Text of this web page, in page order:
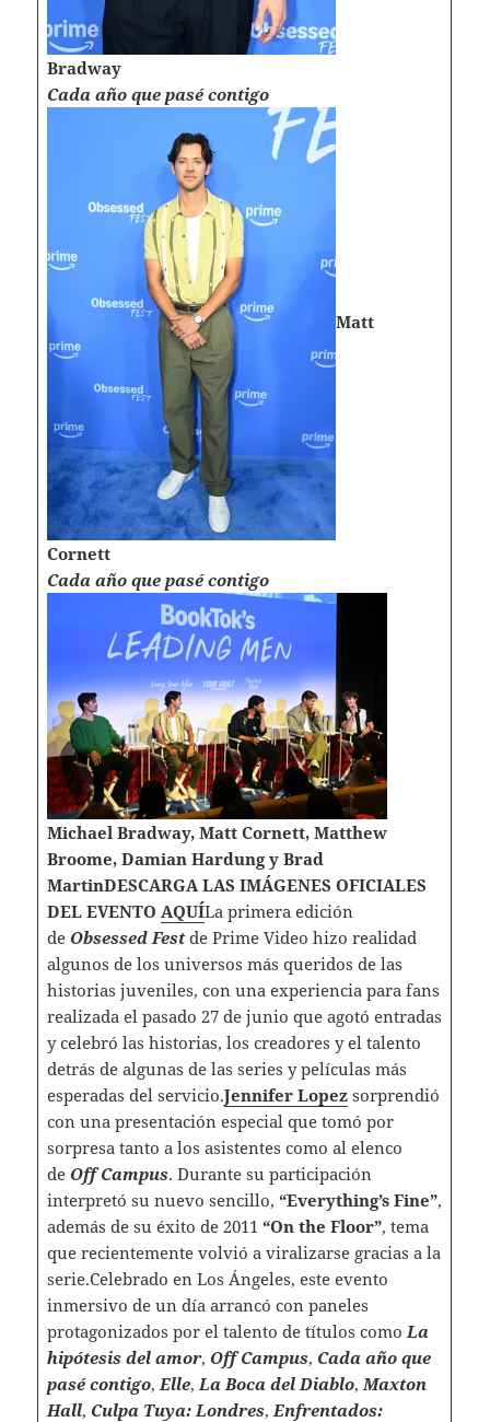
Bradway
Cada año que pasé contigo
Matt
Cornett
Cada año que pasé contigo
Michael Bradway, Matt Cornett, Matthew
Broome, Damian Hardung y Brad
MartinDESCARGA LAS IMÁGENES OFICIALES
DEL EVENTO AQUÍLa primera edición
de Obsessed Festde Prime Video hizo realidad
algunos de los universos más queridos de las
historias juveniles, con una experiencia para fans
realizada el pasado 27 de junio que agotó entradas
y celebró las historias, los creadores y el talento
detrás de algunas de las series y películas más
esperadas del servicio.Jennifer Lopezsorprendió
con una presentación especial que tomó por
sorpresa tanto a los asistentes como al elenco
de Off Campus. Durante su participación
interpretó su nuevo sencillo, “Everything’s Fine”,
además de su éxito de 2011 “On the Floor”, tema
que recientemente volvió a viralizarse gracias a la
serie.Celebrado en Los Ángeles, este evento
inmersivo de un día arrancó con paneles
protagonizados por el talento de títulos como La
hipótesis del amor, Off Campus, Cada año que
pasé contigo, Elle, La Boca del Diablo, Maxton
Hall, Culpa Tuya: Londres, Enfrentados: